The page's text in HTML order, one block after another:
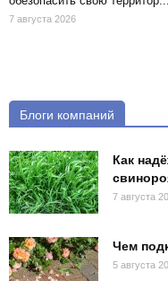
7 августа 2026
Блоги компаний
Как
7 августа
Чем
5 августа